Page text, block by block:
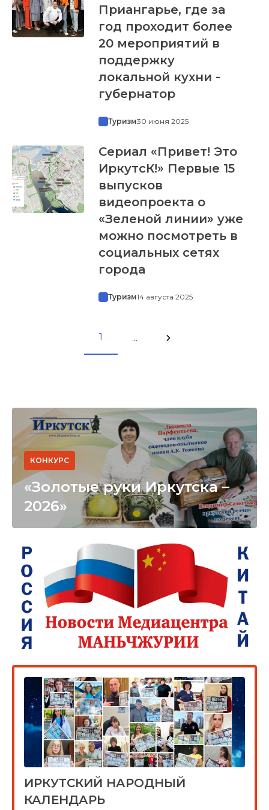
Приангарье, где за
год проходит более
20 мероприятий в
поддержку
локальной кухни -
губернатор
Туризм30 июня 2025
Сериал «Привет! Это
ИркутсК!» Первые 15
выпусков
видеопроекта о
«Зеленой линии» уже
можно посмотреть в
социальных сетях
города
Туризм14 августа 2025
1 ...
КОНКУРС
«Золотые руки Иркутска –
2026»
ИРКУТСКИЙ НАРОДНЫЙ
КАЛЕНДАРЬ